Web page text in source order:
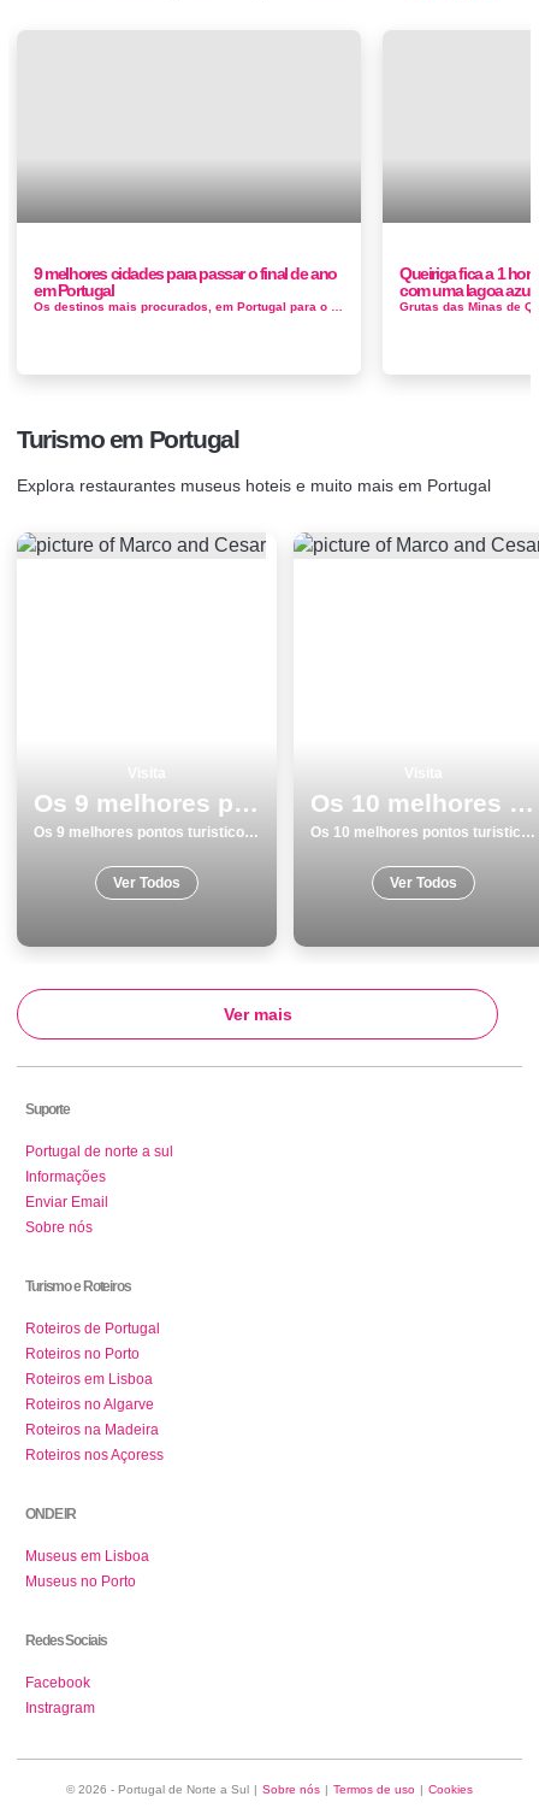
9 melhores cidades para passar o final de ano
em Portugal
Queiriga fica a 1
com uma lagoa azul
Turismo em Portugal
Explora restaurantes museus hoteis e muito mais em Portugal
Os 9 melhores pontos turisticos para conhecer e visitar em Coimbra
Os 9 melhores pontos turisticos para conhecer e visitar em Coimbra
Ver Todos
Os 10 melhores pontos turisticos e passeios em Lagoa
Os 10 melhores pontos turisticos e passeios em Lagoa
Ver Todos
Ver mais
Suporte
Portugal de norte a sul
Informações
Enviar Email
Sobre nós
Turismo e Roteiros
Roteiros de Portugal
Roteiros no Porto
Roteiros em Lisboa
Roteiros no Algarve
Roteiros na Madeira
Roteiros nos Açoress
ONDE IR
Museus em Lisboa
Museus no Porto
Redes Sociais
Facebook
Instragram
© 2026 - Portugal de Norte a Sul | Sobre nós | Termos de uso | Cookies